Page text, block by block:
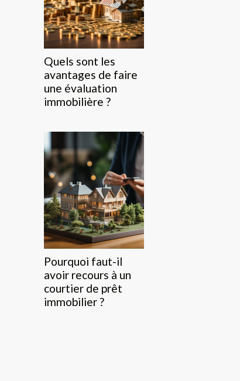
Quels sont les
avantages de faire
une évaluation
immobilière ?
Pourquoi faut-il
avoir recours à un
courtier de prêt
immobilier ?